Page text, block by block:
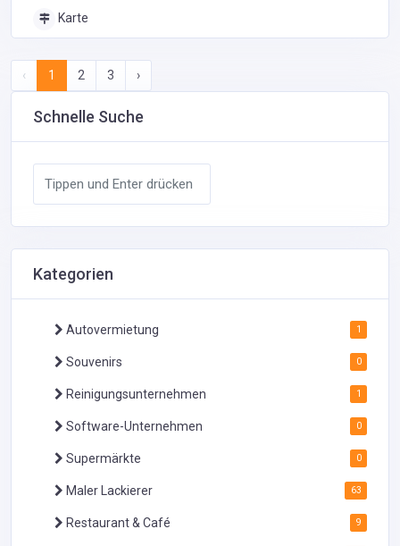
Karte
‹ 1 2 3 ›
Schnelle Suche
Kategorien
Autovermietung 1
Souvenirs 0
Reinigungsunternehmen 1
Software-Unternehmen 0
Supermärkte 0
Maler Lackierer 63
Restaurant & Café 9